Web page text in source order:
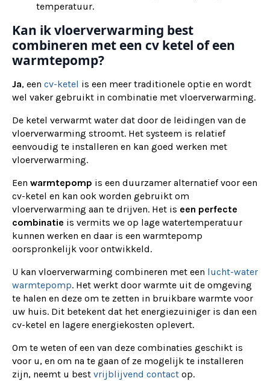
temperatuur.
Kan ik vloerverwarming best
combineren met een cv ketel of een
warmtepomp?
Ja, een cv-ketel is een meer traditionele optie en wordt
wel vaker gebruikt in combinatie met vloerverwarming.
De ketel verwarmt water dat door de leidingen van de
vloerverwarming stroomt. Het systeem is relatief
eenvoudig te installeren en kan goed werken met
vloerverwarming.
Een warmtepomp is een duurzamer alternatief voor een
cv-ketel en kan ook worden gebruikt om
vloerverwarming aan te drijven. Het is een perfecte
combinatie is vermits we op lage watertemperatuur
kunnen werken en daar is een warmtepomp
oorspronkelijk voor ontwikkeld.
U kan vloerverwarming combineren met een lucht-water
warmtepomp. Het werkt door warmte uit de omgeving
te halen en deze om te zetten in bruikbare warmte voor
uw huis. Dit betekent dat het energiezuiniger is dan een
cv-ketel en lagere energiekosten oplevert.
Om te weten of een van deze combinaties geschikt is
voor u, en om na te gaan of ze mogelijk te installeren
zijn, neemt u best vrijblijvend contact op.